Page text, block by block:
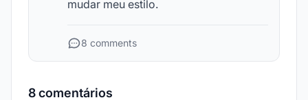
mudar meu estilo.
8 comments
8 comentários